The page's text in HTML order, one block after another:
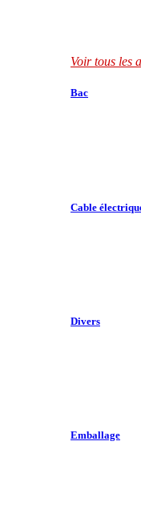
Voir tous les
Bac
Cable
Divers
Emballage